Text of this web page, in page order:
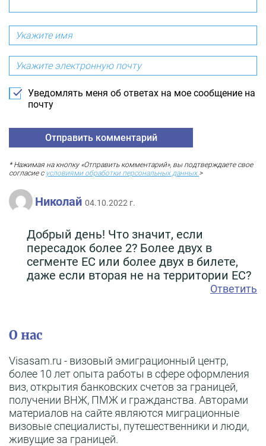
Уведомлять меня об ответах на мое сообщение на
почту
* Нажимая на кнопку «Отправить комментарий», вы подтверждаете свое
согласие с условиями обработки персональных данных.>
Николай 04.10.2022 г.
Добрый день! Что значит, если
пересадок более 2? Более двух в
сегменте ЕС или более двух в билете,
даже если вторая не на территории ЕС?
Ответить
О нас
Visasam.ru - визовый эмиграционный центр,
более 10 лет опыта работы в сфере оформления
виз, открытия банковских счетов за границей,
получении ВНЖ, ПМЖ и гражданства. Авторами
материалов на сайте являются миграционные
визовые специалисты, путешественники и люди,
живущие за границей.